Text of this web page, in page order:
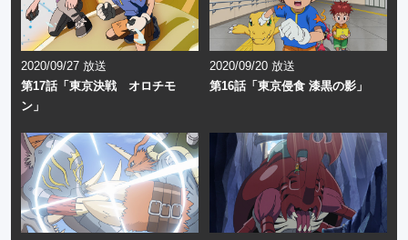
2020/09/27 放送
第17話「東京決戦 オロチモ
ン」
2020/09/20 放送
第16話「東京侵食 漆黒の影」